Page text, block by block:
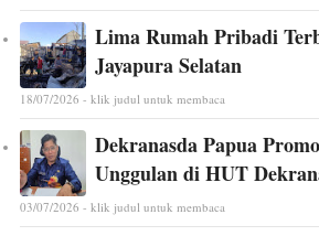
Lima Rumah Pribadi
Jayapura Selatan
18/07/2026 - klik judul untuk membaca
Dekranasda Papua
Unggulan di HUT
03/07/2026 - klik judul untuk membaca